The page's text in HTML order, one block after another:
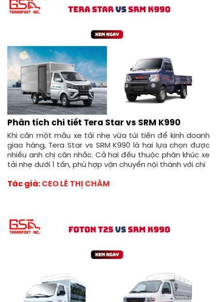
Phân tích chi tiết Tera Star vs SRM K990
Khi cần một mẫu xe tải nhẹ vừa túi tiền để kinh doanh
giao hàng, Tera Star vs SRM K990 là hai lựa chọn được
nhiều anh chị cân nhắc. Cả hai đều thuộc phân khúc xe
tải nhẹ dưới 1 tấn, phù hợp vận chuyển nội thành với chi
Tác giả: CEO LÊ THỊ CHÂM